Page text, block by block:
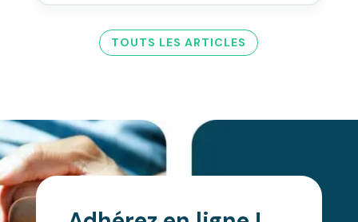
TOUTS LES ARTICLES